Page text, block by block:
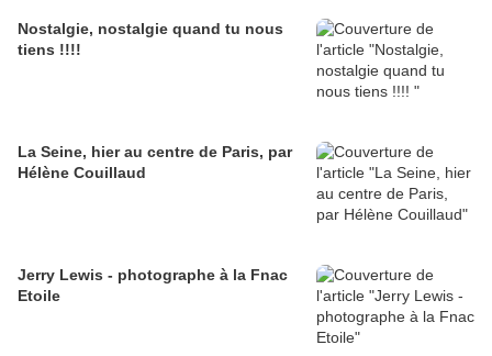
Nostalgie, nostalgie quand tu nous
tiens !!!!
La Seine, hier au centre de Paris, par
Hélène Couillaud
Jerry Lewis - photographe à la Fnac
Etoile